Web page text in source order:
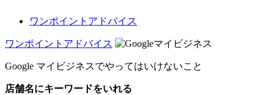
ワンポイントアドバイス
ワンポイントアドバイス
Google マイビジネスでやってはいけないこと
店舗名にキーワードをいれる